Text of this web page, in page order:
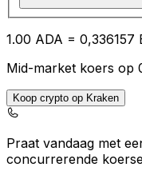
1.00 ADA = 0,336157
Mid-market koers op
Koop crypto op Kraken
Praat vandaag met
concurrerende